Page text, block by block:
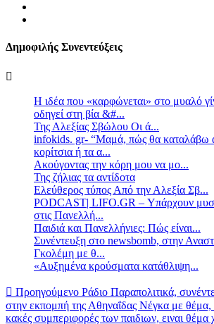
Δημοφιλής Συνεντεύξεις
Η ιδέα που «καρφώνεται» στο μυαλό
οδηγεί στη βία &#...
Της Αλεξίας Σβώλου Οι ά...
infokids. gr- “Μαμά, πώς θα καταλάβω
κορίτσια ή τα α...
Ακούγοντας την κόρη μου να μο...
Της ζήλιας τα αντίδοτα
Ελεύθερος τύπος Από την Αλεξία Σβ...
PODCAST| LIFO.GR – Υπάρχουν
στις Πανελλή...
Παιδιά και Πανελλήνιες: Πώς είναι...
Συνέντευξη στο newsbomb, στην
Γκολέμη με θ...
«Αυξημένα κρούσματα κατάθλιψη...
Προηγούμενο Ράδιο Παραπολιτικά,
στην εκπομπή της Αθηναΐδας Νέγκα με θέμα,
κακές συμπεριφορές των παιδιων, ειναι θέμα